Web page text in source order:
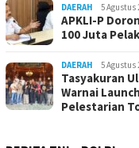
DAERAH 5 Agustus
APKLI-P
100 Juta
DAERAH 5 Agustus
Tasyakuran
Warnai
Pelestarian